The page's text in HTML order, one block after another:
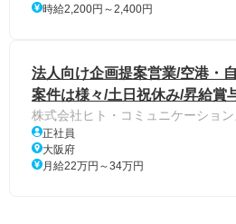
時給2,200円～2,400円
法人向け企画提案営業/空港・
案件は様々/土日祝休み/昇給賞
株式会社ヒト・コミュニケーショ
正社員
大阪府
月給22万円～34万円